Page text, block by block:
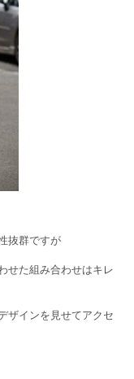
抜群ですが
せた組み合わせはキレ
ザインを見せてアクセ